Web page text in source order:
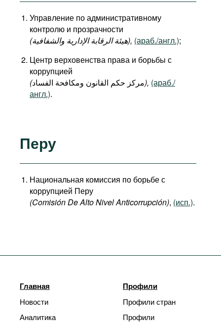
Управление по административному
контролю и прозрачности
(هيئة الرقابة الإدارية والشفافية), (араб./англ.);
Центр верховенства права и борьбы с
коррупцией
(مركز حكم القانون ومكافحة الفساد), (араб./
англ.).
Перу
Национальная комиссия по борьбе с
коррупцией Перу
(Comisión De Alto Nivel Anticorrupción), (исп.).
Главная
Новости
Аналитика
Профили
Профили стран
Профили